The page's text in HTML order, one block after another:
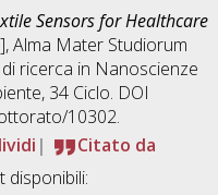
Sensors for Healthcare
Alma Mater Studiorum
ricerca in Nanoscienze
, 34 Ciclo. DOI
10302.
Citato da
disponibili: